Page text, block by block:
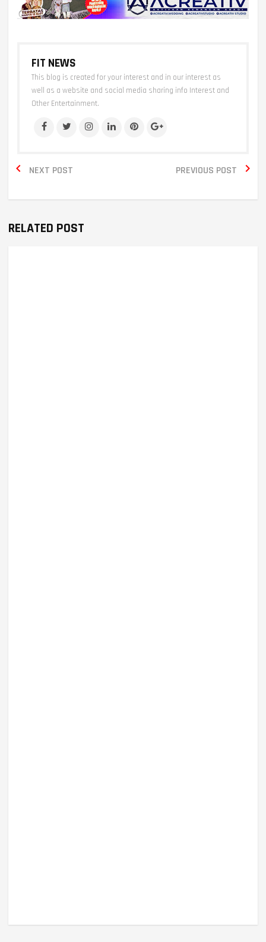
FIT NEWS
This blog is created for your interest and in our interest as
well as a website and social media sharing info Interest and
Other Entertainment.
NEXT POST
 PREVIOUS POST 
RELATED POST